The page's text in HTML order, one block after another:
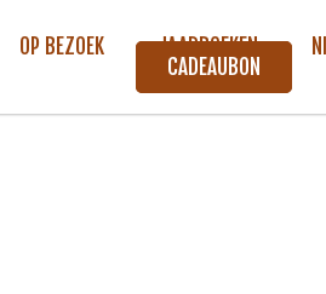
OP BEZOEK JAARBOEKEN
CADEAUBON